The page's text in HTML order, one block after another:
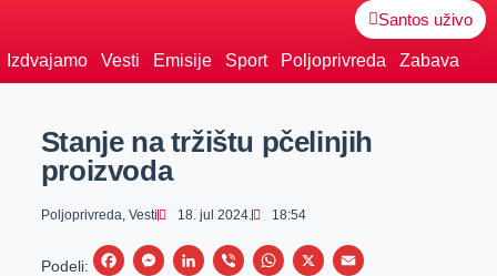
Santos uživo
Izdvajamo Vesti Emisije Sport Poljoprivreda Zabava
Stanje na tržištu pčelinjih
proizvoda
Poljoprivreda, Vesti 18. jul 2024. 18:54
Podeli:
F
M
L
V
W
X
E